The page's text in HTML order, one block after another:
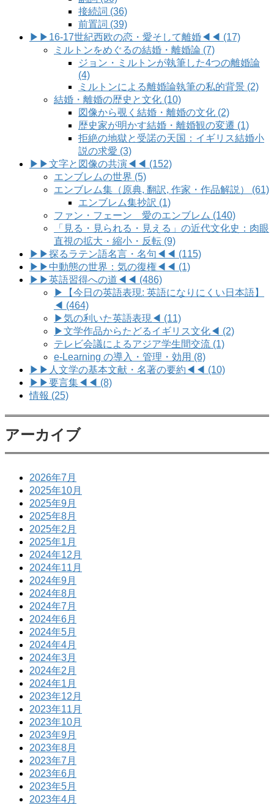
接続詞 (36)
前置詞 (39)
▶▶16-17世紀西欧の恋・愛そして離婚◀◀ (17)
ミルトンをめぐるの結婚・離婚論 (7)
ジョン・ミルトンが執筆した4つの離婚論
(4)
ミルトンによる離婚論執筆の私的背景 (2)
結婚・離婚の歴史と文化 (10)
図像から覗く結婚・離婚の文化 (2)
歴史家が明かす結婚・離婚観の変遷 (1)
拒絶の地獄と受諾の天国：イギリス結婚小
説の求愛 (3)
▶▶文字と図像の共演◀◀ (152)
エンブレムの世界 (5)
エンブレム集（原典, 翻訳, 作家・作品解説） (61)
エンブレム集抄訳 (1)
ファン・フェーン 愛のエンブレム (140)
「見る・見られる・見える」の近代文化史：肉眼
直視の拡大・縮小・反転 (9)
▶▶探るラテン語名言・名句◀◀ (115)
▶▶中動態の世界：気の復権◀◀ (1)
▶▶英語習得への道◀◀ (486)
▶【今日の英語表現: 英語になりにくい日本語】
◀ (464)
▶気の利いた英語表現◀ (11)
▶文学作品からたどるイギリス文化◀ (2)
テレビ会議によるアジア学生間交流 (1)
e-Learning の導入・管理・効用 (8)
▶▶人文学の基本文献・名著の要約◀◀ (10)
▶▶要言集◀◀ (8)
情報 (25)
アーカイブ
2026年7月
2025年10月
2025年9月
2025年8月
2025年2月
2025年1月
2024年12月
2024年11月
2024年9月
2024年8月
2024年7月
2024年6月
2024年5月
2024年4月
2024年3月
2024年2月
2024年1月
2023年12月
2023年11月
2023年10月
2023年9月
2023年8月
2023年7月
2023年6月
2023年5月
2023年4月